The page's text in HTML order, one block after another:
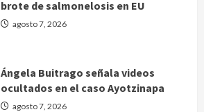
agosto 7, 2026
ocultados en el caso Ayotzinapa
agosto 7, 2026